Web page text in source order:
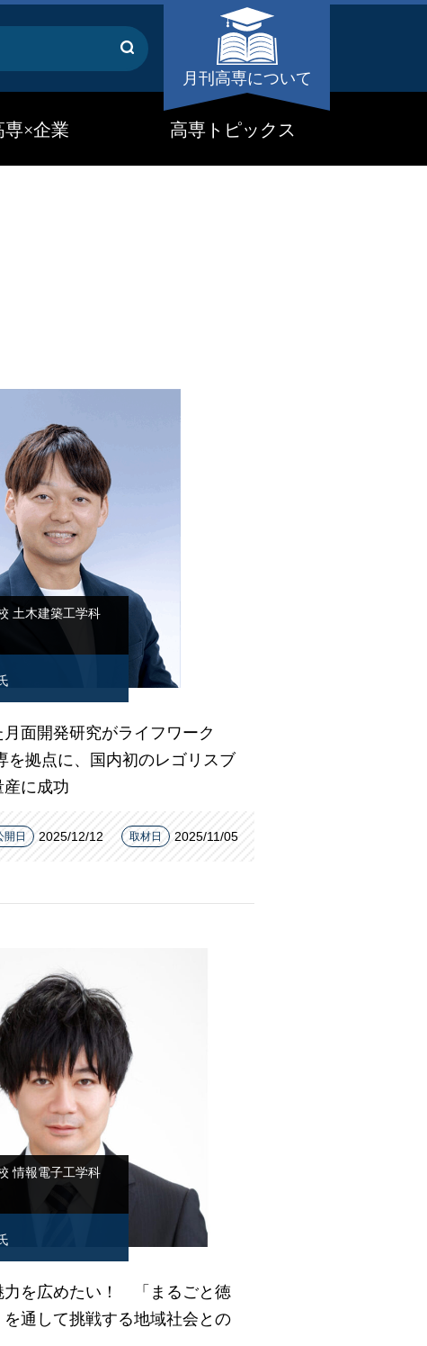
月刊高専について
専×企業 高専トピックス
面開発研究がライフワーク
を拠点に、国内初のレゴリスブ
産に成功
開日 2025/12/12 取材日 2025/11/05
土木建築工学科
力を広めたい！ 「まるごと徳
を通して挑戦する地域社会との
情報電子工学科